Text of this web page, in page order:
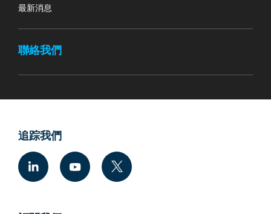
最新消息
聯絡我們
追踪我們